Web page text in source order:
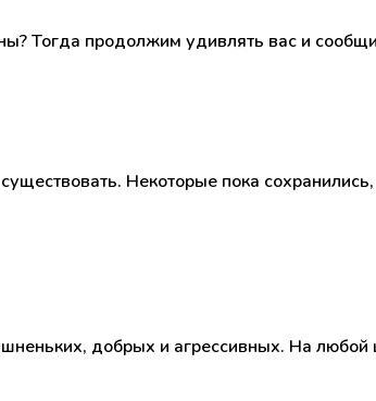
Тогда продолжим удивлять вас и
Некоторые пока
добрых и агрессивных. На любой